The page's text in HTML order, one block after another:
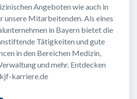
Angeboten wie auch in
unsere Mitarbeitenden. Als eines
in Bayern bietet die
Tätigkeiten und gute
in den Bereichen Medizin,
und mehr. Entdecken
karriere.de